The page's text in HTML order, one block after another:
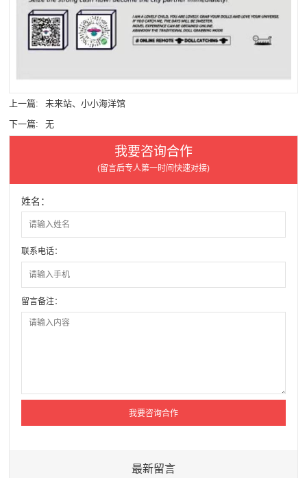
上一篇:
未来站、小小海洋馆
下一篇:
无
我要咨询合作
(留言后专人第一时间快速对接)
姓名：
联系电话：
留言备注：
最新留言